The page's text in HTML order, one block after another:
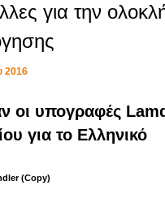
για την
2016
οι υπογραφές
για το Ελληνικό